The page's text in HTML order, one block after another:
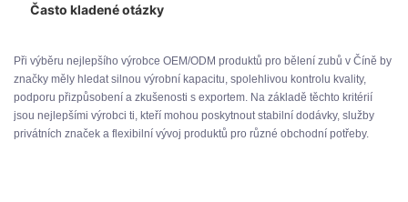
5. Colgate
Často kladené otázky
Při výběru nejlepšího výrobce OEM/ODM produktů pro bělení zubů v Číně by
značky měly hledat silnou výrobní kapacitu, spolehlivou kontrolu kvality,
podporu přizpůsobení a zkušenosti s exportem. Na základě těchto kritérií
jsou nejlepšími výrobci ti, kteří mohou poskytnout stabilní dodávky, služby
privátních značek a flexibilní vývoj produktů pro různé obchodní potřeby.